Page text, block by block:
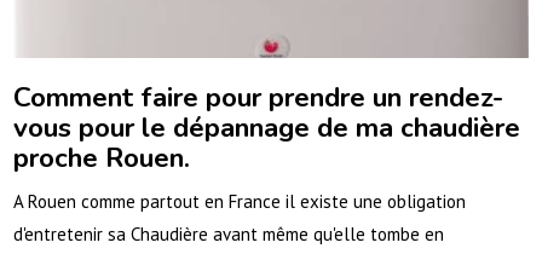
Comment faire pour prendre un rendez-
vous pour le dépannage de ma chaudière
proche Rouen.
A Rouen comme partout en France il existe une obligation
d'entretenir sa Chaudière avant même qu'elle tombe en